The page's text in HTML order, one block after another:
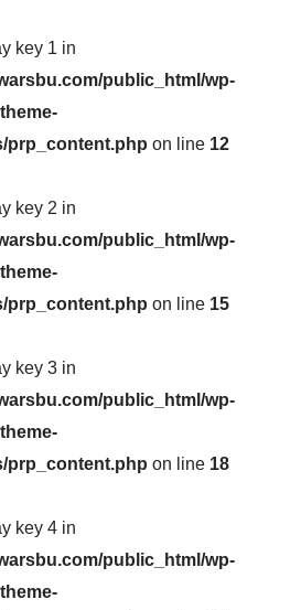
key 1 in
public_html/wp-
prp_content.php on line 12
key 2 in
public_html/wp-
prp_content.php on line 15
key 3 in
public_html/wp-
prp_content.php on line 18
key 4 in
public_html/wp-